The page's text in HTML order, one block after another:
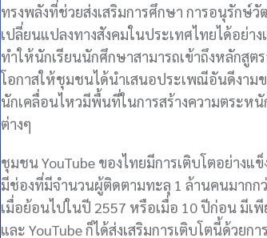
ทรงพลังที่ช่วยส่งเสริมการศึกษา การอนุรักษ์วั
เปลี่ยนแปลงทางสังคมในประเทศไทยได้อย่าง
ทำให้นักเรียนนักศึกษาสามารถเข้าถึงหลักสูต
โอกาสให้ชุมชนได้นำเสนอประเพณีอันดีงาม
นักเคลื่อนไหวมีพื้นที่ในการสร้างความตระห
ต่างๆ
ชุมชน YouTube ของไทยมีการเติบโตอย่างแ
มีช่องที่มีจำนวนผู้ติดตามทะลุ 1 ล้านคนมากก
เมื่อย้อนไปในปี 2557 หรือเมื่อ 10 ปีก่อน มีเ
และ YouTube ก็ได้ส่งเสริมการเติบโตนี้ด้วยก